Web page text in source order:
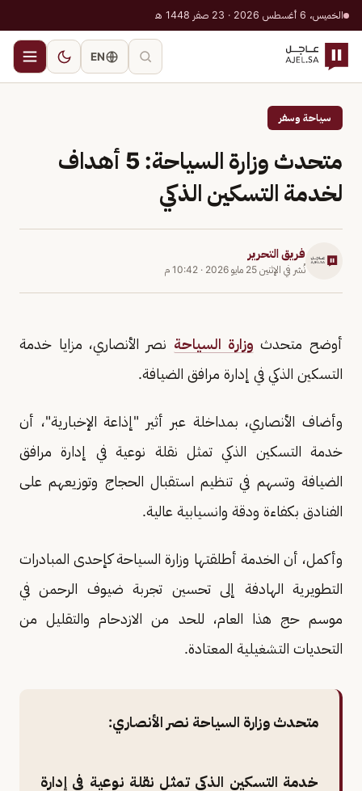
الخميس، 6 أغسطس 2026 · 23 صفر 1448 هـ
EN
سياحة وسفر
متحدث وزارة السياحة: 5 أهداف
لخدمة التسكين الذكي
فريق التحرير
نُشر في الإثنين 25 مايو 2026 · 10:42 م
أوضح متحدث وزارة السياحة نصر الأنصاري، مزايا خدمة
التسكين الذكي في إدارة مرافق الضيافة.
وأضاف الأنصاري، بمداخلة عبر أثير "إذاعة الإخبارية"، أن
خدمة التسكين الذكي تمثل نقلة نوعية في إدارة مرافق
الضيافة وتسهم في تنظيم استقبال الحجاج وتوزيعهم على
الفنادق بكفاءة ودقة وانسيابية عالية.
وأكمل، أن الخدمة أطلقتها وزارة السياحة كإحدى المبادرات
التطويرية الهادفة إلى تحسين تجربة ضيوف الرحمن في
موسم حج هذا العام، للحد من الازدحام والتقليل من
التحديات التشغيلية المعتادة.
متحدث وزارة السياحة نصر الأنصاري:
خدمة التسكين الذكي تمثل نقلة نوعية في إدارة